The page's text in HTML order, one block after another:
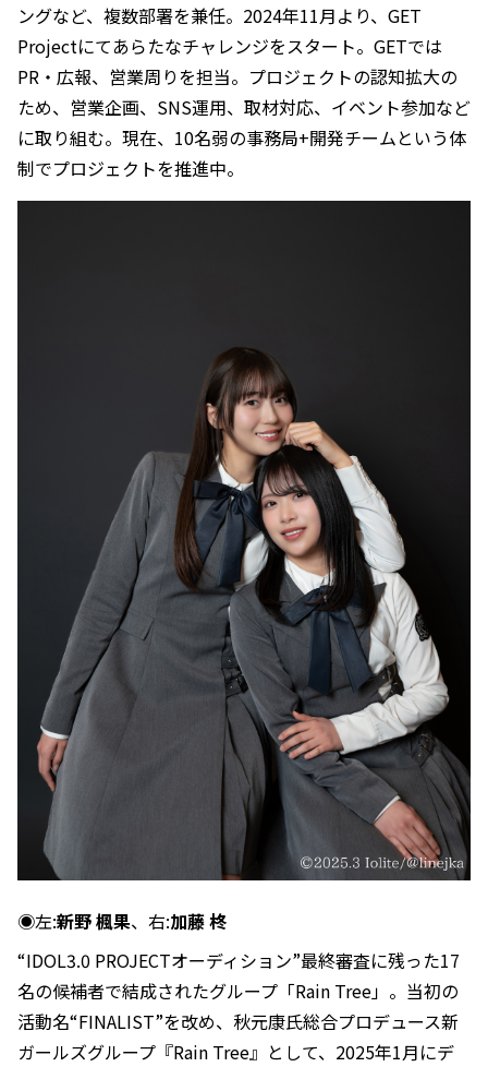
ングなど、複数部署を兼任。2024年11月より、GET
Projectにてあらたなチャレンジをスタート。GETでは
PR・広報、営業周りを担当。プロジェクトの認知拡大の
ため、営業企画、SNS運用、取材対応、イベント参加など
に取り組む。現在、10名弱の事務局+開発チームという体
制でプロジェクトを推進中。
◉左:新野 楓果、右:加藤 柊
“IDOL3.0 PROJECTオーディション”最終審査に残った17
名の候補者で結成されたグループ「Rain Tree」。当初の
活動名“FINALIST”を改め、秋元康氏総合プロデュース新
ガールズグループ『Rain Tree』として、2025年1月にデ